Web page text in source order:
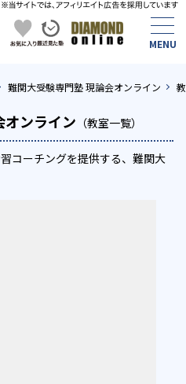
難関大受験専門塾 現論会オンライン
オンライン （教室一覧）
コーチングを提供する、難関大